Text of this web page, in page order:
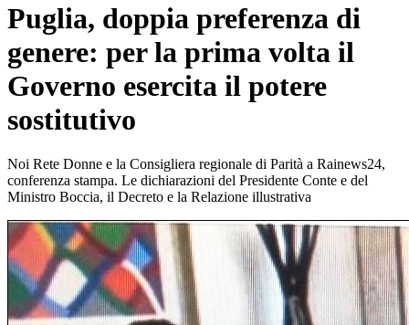
Puglia, doppia preferenza di
genere: per la prima volta il
Governo esercita il potere
sostitutivo
Noi Rete Donne e la Consigliera regionale di Parità a Rainews24,
conferenza stampa. Le dichiarazioni del Presidente Conte e del
Ministro Boccia, il Decreto e la Relazione illustrativa